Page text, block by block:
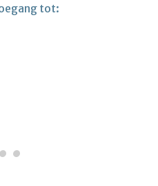
tot: